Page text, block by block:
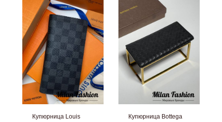
Купюрница Louis
Купюрница Bottega